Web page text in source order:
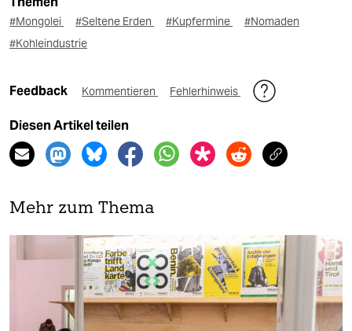
#Mongolei #Seltene Erden #Kupfermine
#Nomaden
#Kohleindustrie
Feedback Kommentieren Fehlerhinweis
Diesen Artikel teilen
Mehr zum Thema